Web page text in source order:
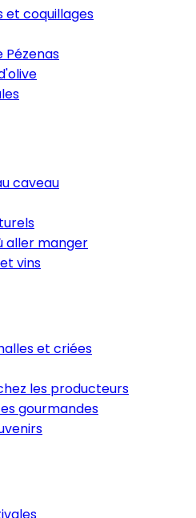
et coquillages
Pézenas
caveau
aller manger
vins
et criées
les producteurs
gourmandes